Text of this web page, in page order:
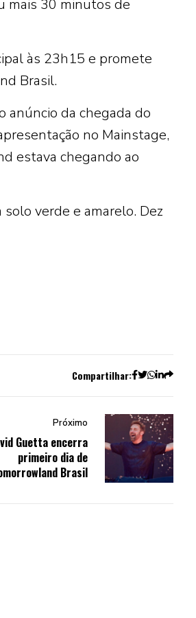
mais 30 minutos de
às 23h15 e promete
Brasil.
anúncio da chegada do
no Mainstage,
estava chegando ao
verde e amarelo. Dez
Compartilhar:
Próximo
Guetta encerra
primeiro dia de
Brasil